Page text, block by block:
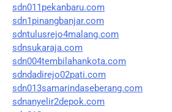
sdn011pekanbaru.com
sdn1pinangbanjar.com
sdntulusrejo4malang.com
sdnsukaraja.com
sdn004tembilahankota.com
sdndadirejo02pati.com
sdn013samarindaseberang.com
sdnanyelir2depok.com